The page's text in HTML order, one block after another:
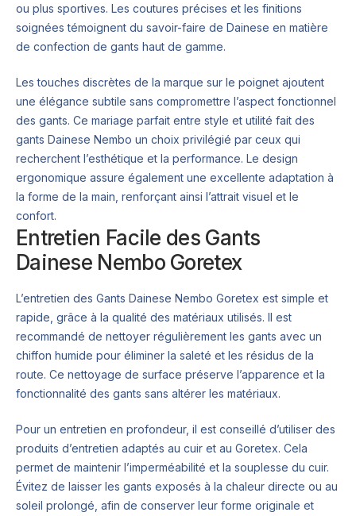
ou plus sportives. Les coutures précises et les finitions
soignées témoignent du savoir-faire de Dainese en matière
de confection de gants haut de gamme.
Les touches discrètes de la marque sur le poignet ajoutent
une élégance subtile sans compromettre l’aspect fonctionnel
des gants. Ce mariage parfait entre style et utilité fait des
gants Dainese Nembo un choix privilégié par ceux qui
recherchent l’esthétique et la performance. Le design
ergonomique assure également une excellente adaptation à
la forme de la main, renforçant ainsi l’attrait visuel et le
confort.
Entretien Facile des Gants
Dainese Nembo Goretex
L’entretien des Gants Dainese Nembo Goretex est simple et
rapide, grâce à la qualité des matériaux utilisés. Il est
recommandé de nettoyer régulièrement les gants avec un
chiffon humide pour éliminer la saleté et les résidus de la
route. Ce nettoyage de surface préserve l’apparence et la
fonctionnalité des gants sans altérer les matériaux.
Pour un entretien en profondeur, il est conseillé d’utiliser des
produits d’entretien adaptés au cuir et au Goretex. Cela
permet de maintenir l’imperméabilité et la souplesse du cuir.
Évitez de laisser les gants exposés à la chaleur directe ou au
soleil prolongé, afin de conserver leur forme originale et